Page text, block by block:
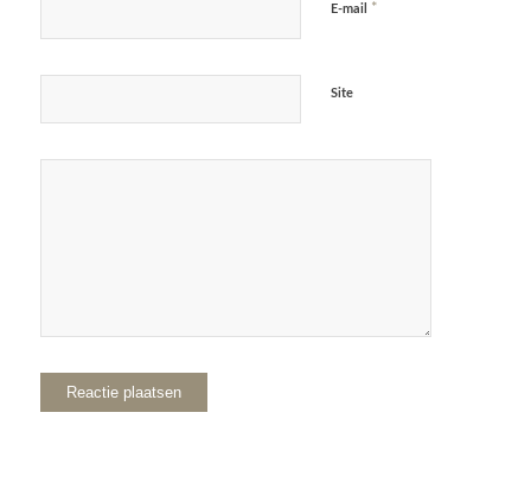
E-mail *
Site